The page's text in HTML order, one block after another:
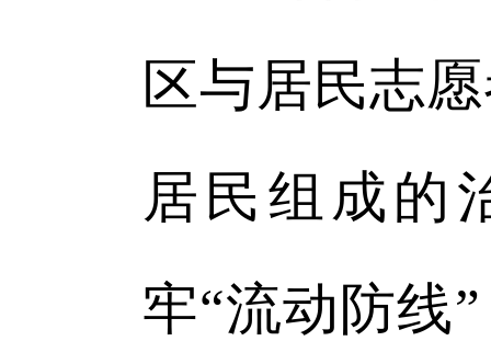
区与居民志
居民组成的
牢“流动防线